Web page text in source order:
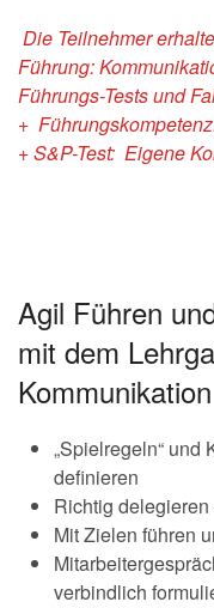
Die Teilnehmer
Führung:
Führungs-Testsund
+
+ S&P-Test: Eigene
Agil Führen
mit dem
„Spielregeln“ und
definieren
Richtig
Mit Zielen führen
verbindlich